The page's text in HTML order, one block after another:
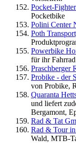
Pocket-
Pocketbike
Polini Center
Poth
Powerbike
für ihr
Praschberger
Probike - der
von Probike,
Quaranta
und liefert
Bergamont,
Rad & Tat
Rad & Tour
Wald, MTB-